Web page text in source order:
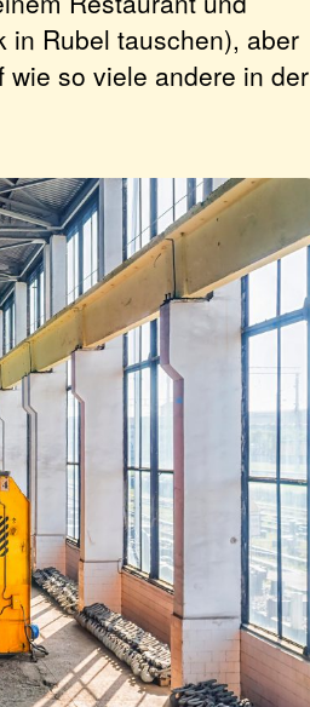
in Rubel tauschen), aber
so viele andere in der